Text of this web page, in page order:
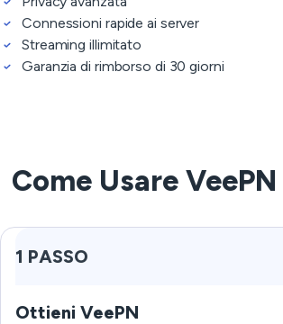
Connessioni rapide ai server
Streaming illimitato
Garanzia di rimborso di 30 giorni
Come Usare
1 PASSO
Ottieni VeePN